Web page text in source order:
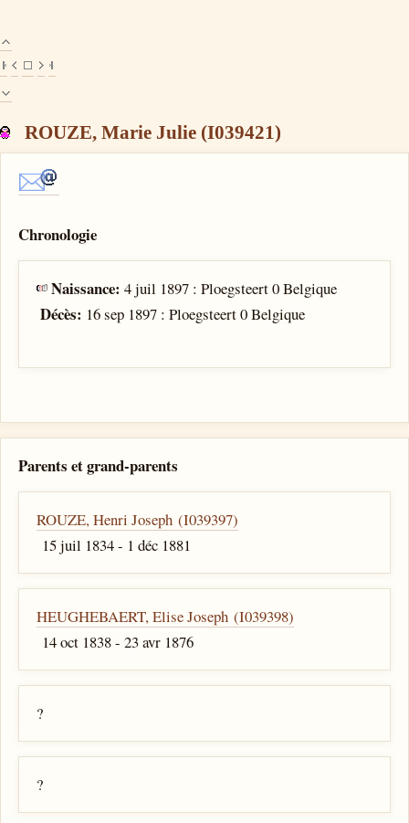
ROUZE, Marie Julie (I039421)
Chronologie
Naissance:4 juil 1897 : Ploegsteert 0 Belgique
Décès: 16 sep 1897 : Ploegsteert 0 Belgique
Parents et grand-parents
ROUZE, Henri Joseph (I039397)
15 juil 1834 - 1 déc 1881
HEUGHEBAERT, Elise Joseph (I039398)
14 oct 1838 - 23 avr 1876
?
?